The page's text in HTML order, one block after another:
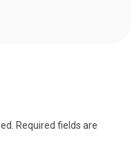
Required fields are